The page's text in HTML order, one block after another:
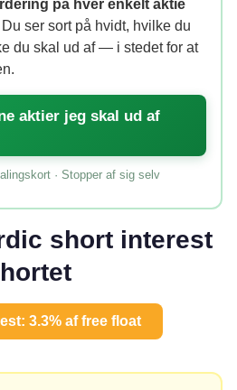
på hver enkelt aktie
ser sort på hvidt, hvilke du
du skal ud af — i stedet for at
aktier jeg skal ud af
· Stopper af sig selv
short interest
3.3% af free float